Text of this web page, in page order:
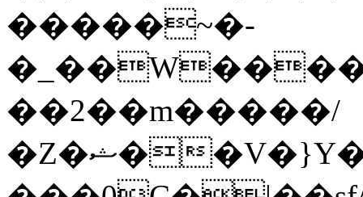
�����~�-
��2��m�����/
�Z�ޝ��V�}Y�I�ծ�O�����S��]z��w��7�޷�����h���u��7w.ϻ���8X��ͮ�����W�dm�Jߜ��q/>?